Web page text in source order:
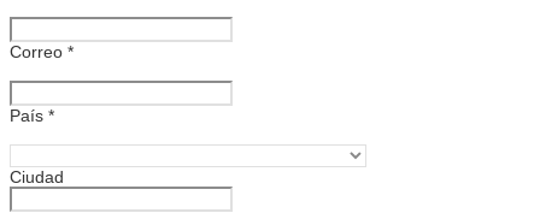
Correo *
País *
Ciudad